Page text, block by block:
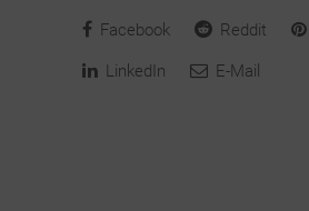
Facebook Reddit
LinkedIn E-Mail